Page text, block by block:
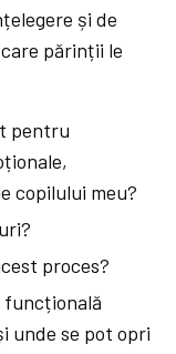
și de
părinții le
pentru
copilului meu?
proces?
funcțională
unde se pot opri